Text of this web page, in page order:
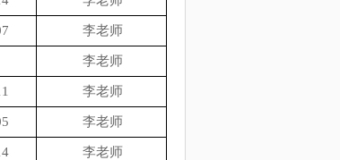
李老师
李老师
李老师
李老师
李老师